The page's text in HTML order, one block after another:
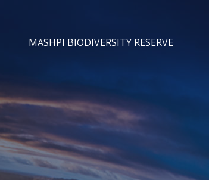
MASHPI BIODIVERSITY RESERVE